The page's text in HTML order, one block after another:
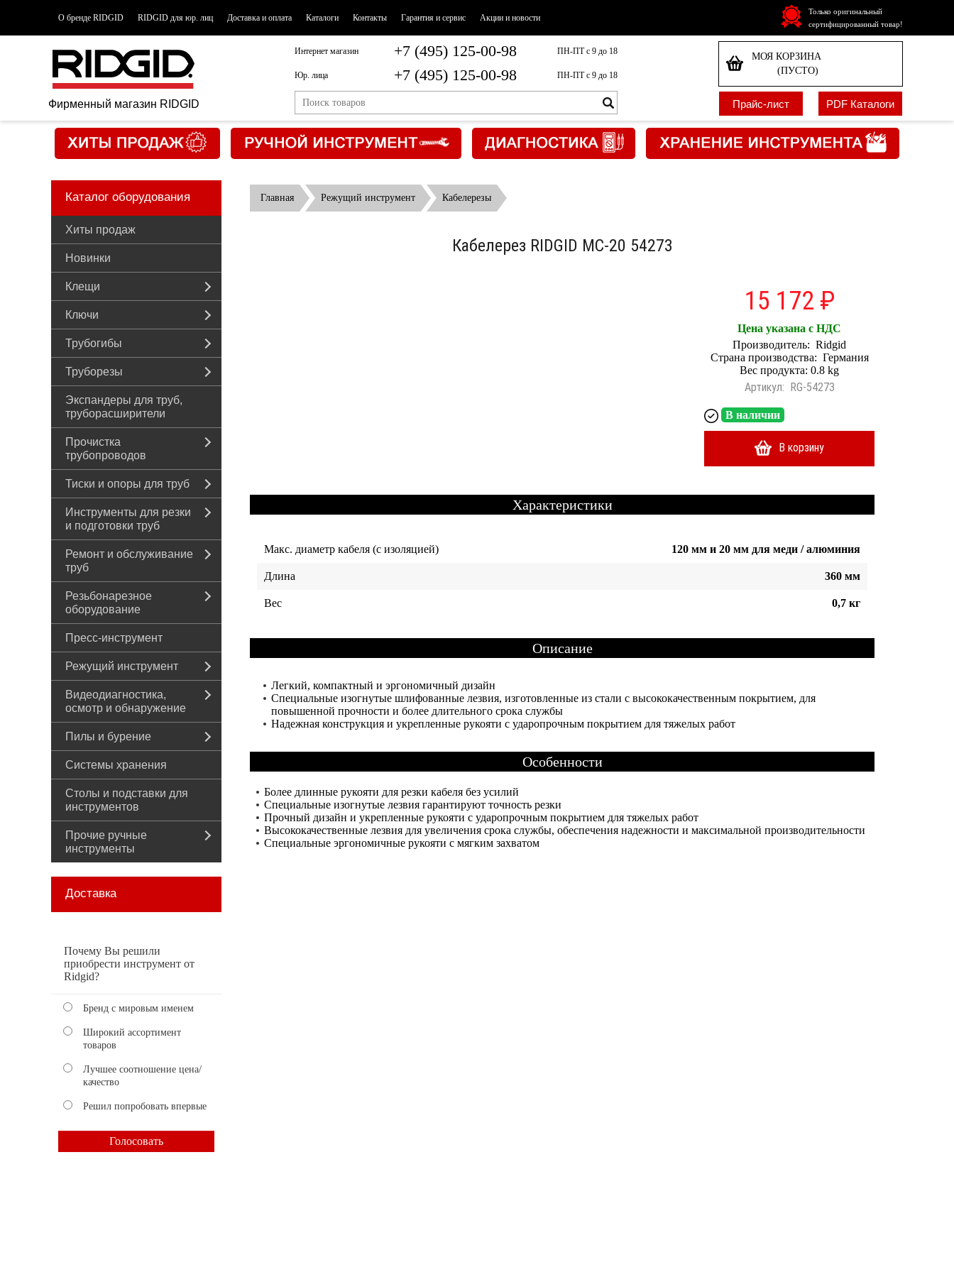
О бренде RIDGID RIDGID для юр. лиц Доставка и оплата Каталоги Контакты Гарантия и сервис Акции и новости
Только оригинальный
сертифицированный товар!
Фирменный магазин RIDGID
Интернет магазин +7 (495) 125-00-98 ПН-ПТ с 9 до 18
Юр. лица +7 (495) 125-00-98 ПН-ПТ с 9 до 18
МОЯ КОРЗИНА
(ПУСТО)
Прайс-лист PDF Каталоги
Каталог оборудования
Хиты продаж
Новинки
Клещи
Ключи
Трубогибы
Труборезы
Экспандеры для труб,
труборасширители
Прочистка
трубопроводов
Тиски и опоры для труб
Инструменты для резки
и подготовки труб
Ремонт и обслуживание
труб
Резьбонарезное
оборудование
Пресс-инструмент
Режущий инструмент
Видеодиагностика,
осмотр и обнаружение
Пилы и бурение
Системы хранения
Столы и подставки для
инструментов
Прочие ручные
инструменты
Доставка
Почему Вы решили
приобрести инструмент от
Ridgid?
Бренд с мировым именем
Широкий ассортимент
товаров
Лучшее соотношение цена/
качество
Решил попробовать впервые
Главная Режущий инструмент Кабелерезы
Кабелерез RIDGID МС-20 54273
15 172 ₽
Цена указана с НДС
Производитель: Ridgid
Страна производства: Германия
Вес продукта: 0.8 kg
Артикул: RG-54273
В наличии
В корзину
Характеристики
Макс. диаметр кабеля (с изоляцией) 120 мм и 20 мм для меди / алюминия
Длина 360 мм
Вес 0,7 кг
Описание
Легкий, компактный и эргономичный дизайн
Специальные изогнутые шлифованные лезвия, изготовленные из стали с высококачественным покрытием, для
повышенной прочности и более длительного срока службы
Надежная конструкция и укрепленные рукояти с ударопрочным покрытием для тяжелых работ
Особенности
Более длинные рукояти для резки кабеля без усилий
Специальные изогнутые лезвия гарантируют точность резки
Прочный дизайн и укрепленные рукояти с ударопрочным покрытием для тяжелых работ
Высококачественные лезвия для увеличения срока службы, обеспечения надежности и максимальной производительности
Специальные эргономичные рукояти с мягким захватом